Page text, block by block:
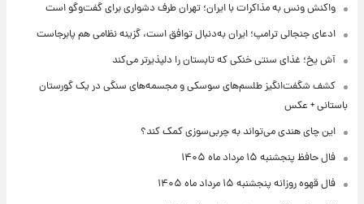
واکنش ونس به مذاکرات با ایران؛ تهران طرف دشواری برای گفت‌وگو است
ادعای جنجالی ترامپ؛ ایران به‌دنبال توافق است، گزینه نظامی هم پابرجاست
آش یخ؛ غذای سنتی خنکی که تابستان را دلپذیرتر می‌کند
کشف شگفت‌انگیز طلسم‌های سوسکی و مجسمه‌های سنگی در یک گورستان
باستانی + عکس
این چای هندی می‌تواند به چربی‌سوزی کمک کند؟
فال حافظ پنجشنبه ۱۵ مرداد ماه ۱۴۰۵
فال قهوه روزانه پنجشنبه ۱۵ مرداد ماه ۱۴۰۵